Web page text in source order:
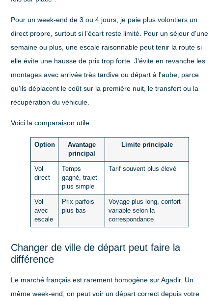
Pour un week-end de 3 ou 4 jours, je paie plus volontiers un
direct propre, surtout si l'écart reste limité. Pour un séjour d'une
semaine ou plus, une escale raisonnable peut tenir la route si
elle évite une hausse de prix trop forte. J'évite en revanche les
montages avec arrivée très tardive ou départ à l'aube, parce
qu'ils déplacent le coût sur la première nuit, le transfert ou la
récupération du véhicule.
Voici la comparaison utile :
Option
Avantage
principal
Limite principale
Vol
direct
Temps
gagné, trajet
plus simple
Tarif souvent plus élevé
Vol
avec
escale
Prix parfois
plus bas
Voyage plus long, confort
variable selon la
correspondance
Changer de ville de départ peut faire la
différence
Le marché français est rarement homogène sur Agadir. Un
même week-end, on peut voir un départ correct depuis votre